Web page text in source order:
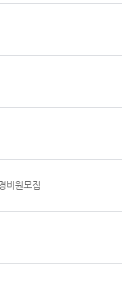
비원모집